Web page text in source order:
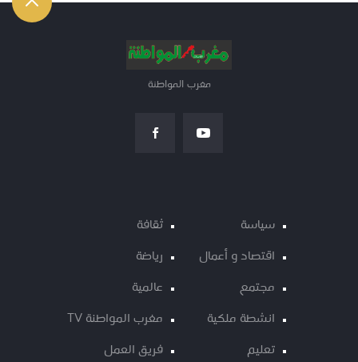
مغرب المواطنة
سياسة
اقتصاد و أعمال
مجتمع
انشطة ملكية
تعليم
ثقافة
رياضة
عالمية
مغرب المواطنة TV
فريق العمل